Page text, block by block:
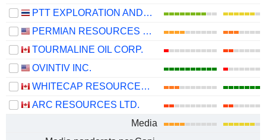
PTT EXPLORATION AND PRODUCTION
PERMIAN RESOURCES CORPORATION
TOURMALINE OIL CORP.
OVINTIV INC.
WHITECAP RESOURCES INC.
ARC RESOURCES LTD.
Media